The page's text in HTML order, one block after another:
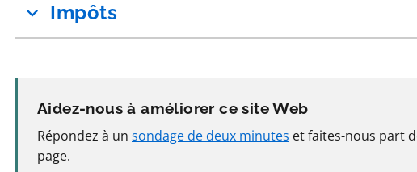
Impôts
Aidez-nous à améliorer ce site Web
Répondez à un sondage de deux minutes et faites-nous part
page.